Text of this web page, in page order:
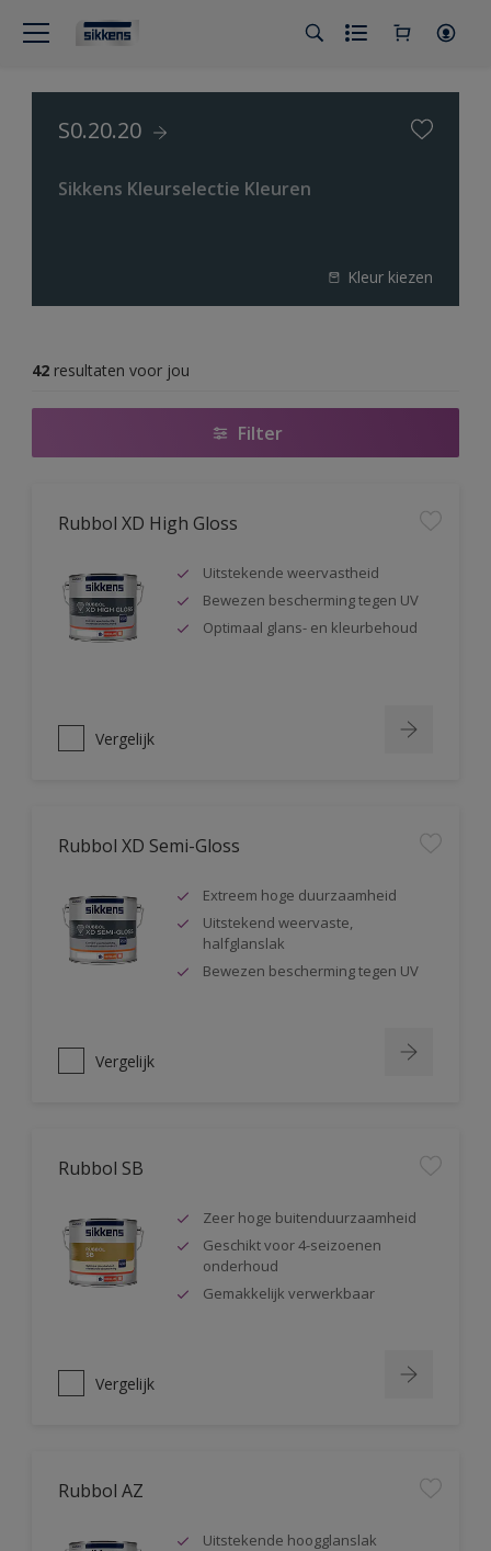
S0.20.20
Sikkens Kleurselectie Kleuren
Kleur kiezen
42 resultaten voor jou
Filter
Rubbol XD High Gloss
Uitstekende weervastheid
Bewezen bescherming tegen UV
Optimaal glans- en kleurbehoud
Vergelijk
Rubbol XD Semi-Gloss
Extreem hoge duurzaamheid
Uitstekend weervaste,
halfglanslak
Bewezen bescherming tegen UV
Vergelijk
Rubbol SB
Zeer hoge buitenduurzaamheid
Geschikt voor 4-seizoenen
onderhoud
Gemakkelijk verwerkbaar
Vergelijk
Rubbol AZ
Uitstekende hoogglanslak